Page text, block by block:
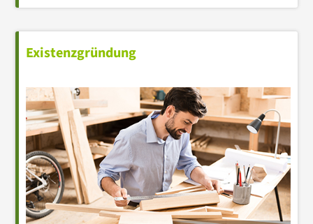
Existenzgründung